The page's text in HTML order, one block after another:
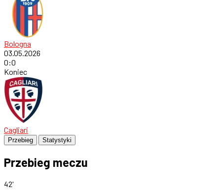
Bologna
03.05.2026
0:0
Koniec
Cagliari
Przebieg Statystyki
Przebieg meczu
42'